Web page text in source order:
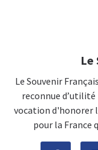
Le
Le Souvenir
reconnue d’utilité
vocation d'honorer
pour la France